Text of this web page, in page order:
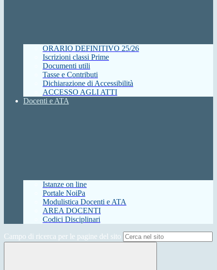
ORARIO DEFINITIVO 25/26
Iscrizioni classi Prime
Documenti utili
Tasse e Contributi
Dichiarazione di Accessibilità
ACCESSO AGLI ATTI
Docenti e ATA
Istanze on line
Portale NoiPa
Modulistica Docenti e ATA
AREA DOCENTI
Codici Disciplinari
Campo di ricerca per le pagine del sito